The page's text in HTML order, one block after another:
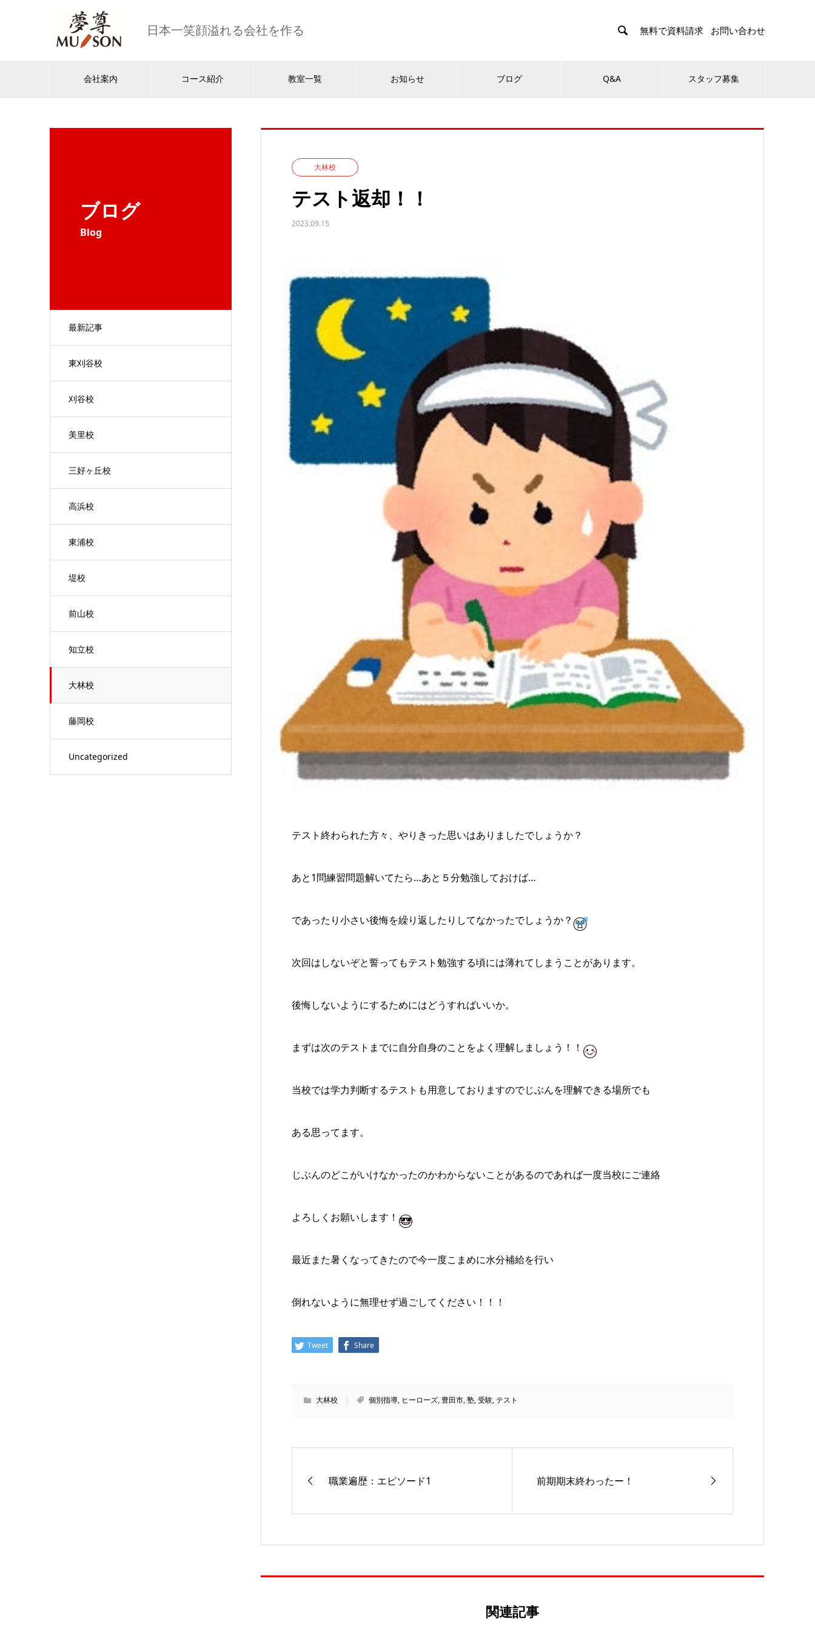
日本一笑顔溢れる会社を作る  無料で資料請求 お問い合わせ
会社案内 コース紹介 教室一覧 お知らせ ブログ Q&A スタッフ募集
ブログ
Blog
最新記事
東刈谷校
刈谷校
美里校
三好ヶ丘校
高浜校
東浦校
堤校
前山校
知立校
大林校
藤岡校
Uncategorized
大林校
テスト返却！！
2023.09.15
テスト終わられた方々、やりきった思いはありましたでしょうか？
あと1問練習問題解いてたら…あと５分勉強しておけば…
であったり小さい後悔を繰り返したりしてなかったでしょうか？
次回はしないぞと誓ってもテスト勉強する頃には薄れてしまうことがあります。
後悔しないようにするためにはどうすればいいか。
まずは次のテストまでに自分自身のことをよく理解しましょう！！
当校では学力判断するテストも用意しておりますのでじぶんを理解できる場所でも
ある思ってます。
じぶんのどこがいけなかったのかわからないことがあるのであれば一度当校にご連絡
よろしくお願いします！
最近また暑くなってきたので今一度こまめに水分補給を行い
倒れないように無理せず過ごしてください！！！
Tweet Share
大林校 個別指導, ヒーローズ, 豊田市,塾,受験,テスト
職業遍歴：エピソード1 前期期末終わったー！
関連記事